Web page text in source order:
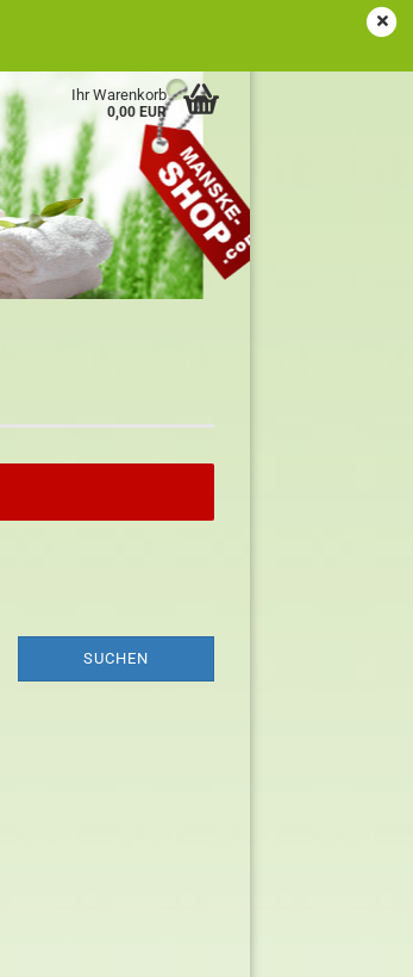
Ihr Warenkorb
0,00 EUR
SUCHEN